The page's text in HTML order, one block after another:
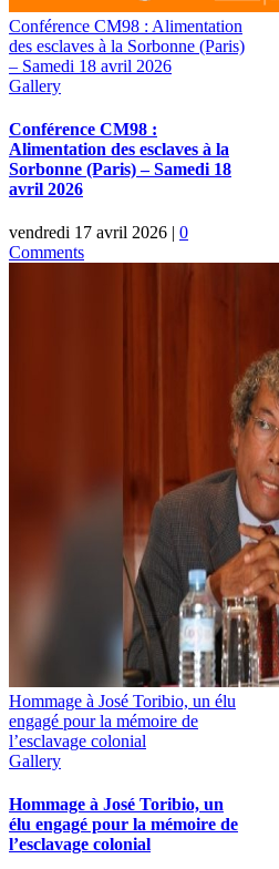
Conférence CM98 : Alimentation
des esclaves à la Sorbonne (Paris)
– Samedi 18 avril 2026
Gallery
Conférence CM98 :
Alimentation des esclaves à la
Sorbonne (Paris) – Samedi 18
avril 2026
vendredi 17 avril 2026 | 0
Comments
Hommage à José Toribio, un élu
engagé pour la mémoire de
l’esclavage colonial
Gallery
Hommage à José Toribio, un
élu engagé pour la mémoire de
l’esclavage colonial